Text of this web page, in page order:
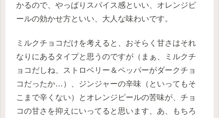
かるので、やっぱりスパイス感といい、オレンジピ
ールの効かせ方といい、大人な味わいです。
ミルクチョコだけを考えると、おそらく甘さはそれ
なりにあるタイプと思うのですが（まぁ、ミルクチ
ョコだしね、ストロベリー＆ペッパーがダークチョ
コだったか…）、ジンジャーの辛味（といってもそ
こまで辛くない）とオレンジピールの苦味が、チョ
コの甘さを抑えにいってると思います、あ、もちろ